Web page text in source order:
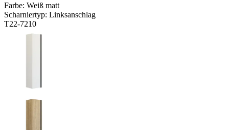
Farbe: Weiß matt
Scharniertyp: Linksanschlag
T22-7210